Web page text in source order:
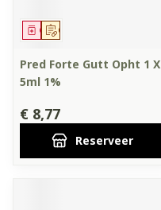
Op voorschrift
Geneesmiddel
Pred Forte Gutt Opht 1 X
5ml 1%
€ 8,77
Reserveer